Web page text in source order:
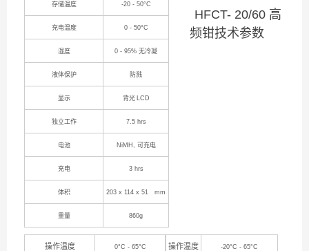
存储温度 -20 - 50°C
充电温度 0 - 50°C
湿度 0 - 95% 无冷凝
液体保护 防溅
显示 背光 LCD
独立工作 7.5 hrs
电池 NiMH, 可充电
充电 3 hrs
体积 203 x 114 x 51 mm
重量 860g
操作温度 0°C - 65°C 操作温度 -20°C - 65°C
HFCT- 20/60 高
频钳技术参数